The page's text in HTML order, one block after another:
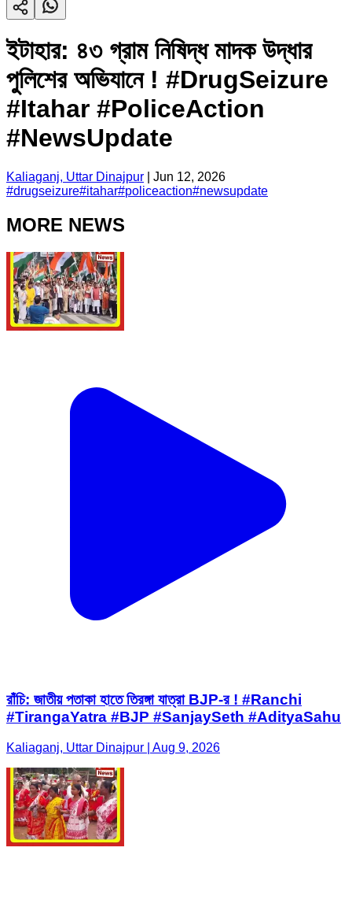
ইটাহার: ৪৩ গ্রাম নিষিদ্ধ মাদক উদ্ধার
পুলিশের অভিযানে ! #DrugSeizure
#Itahar #PoliceAction
#NewsUpdate
Kaliaganj, Uttar Dinajpur
Jun 12, 2026
#drugseizure#itahar#policeaction#newsupdate
MORE NEWS
রাঁচি: জাতীয় পতাকা হাতে তিরঙ্গা যাত্রা BJP-র ! #Ranchi
#TirangaYatra #BJP #SanjaySeth #AdityaSahu
Kaliaganj, Uttar Dinajpur | Aug 9, 2026